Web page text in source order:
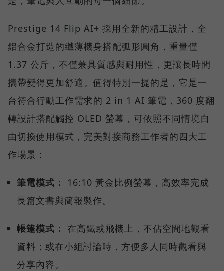
Prestige 14 Flip AI+ 採用全新的精工設計，全
鋁合金打造的纖薄機身搭配弧形圓角，重量僅
1.37 公斤，不僅兼具質感與耐用性，更讓長時間
攜帶變得更加舒適。值得特別一提的是，它是一
台符合行動工作需求的 2 in 1 AI 筆電，360 度翻
轉設計搭配觸控 OLED 螢幕，可依照不同情境自
由切換使用模式，完美對接商務工作者的四大工
作場景：
筆電模式：
16:10 黃金比例螢幕，高效率完成
長篇文書與簡報製作。
帳篷模式： 在高鐵或飛機上，不佔空間地觀看
資料；或在小組討論時，方便多人同時觀看與
分享內容。